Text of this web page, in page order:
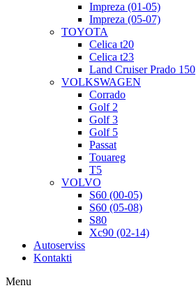
Impreza (01-05)
Impreza (05-07)
TOYOTA
Celica t20
Celica t23
Land Cruiser Prado 150
VOLKSWAGEN
Corrado
Golf 2
Golf 3
Golf 5
Passat
Touareg
T5
VOLVO
S60 (00-05)
S60 (05-08)
S80
Xc90 (02-14)
Autoserviss
Kontakti
Menu